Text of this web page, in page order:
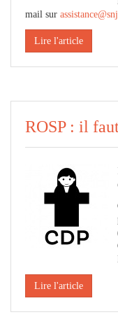
mail sur
Lire l'article
ROSP : il
Lire l'article